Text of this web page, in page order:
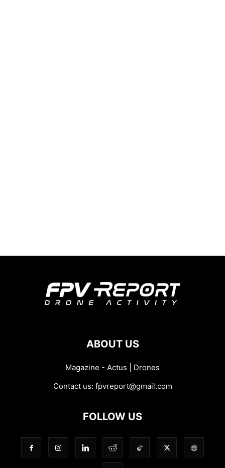
ABOUT US
Magazine - Actus | Drones
Contact us: fpvreport@gmail.com
FOLLOW US